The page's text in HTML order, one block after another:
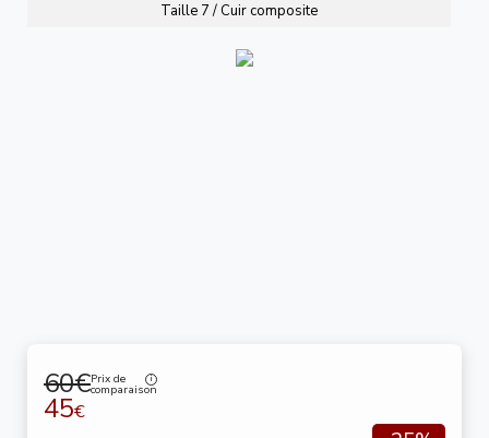
Taille 7 / Cuir composite
60€Prix de
comparaison
45€